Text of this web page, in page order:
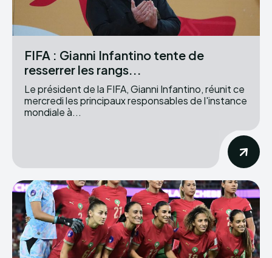
FIFA : Gianni Infantino tente de
resserrer les rangs...
Le président de la FIFA, Gianni Infantino, réunit ce
mercredi les principaux responsables de l'instance
mondiale à...